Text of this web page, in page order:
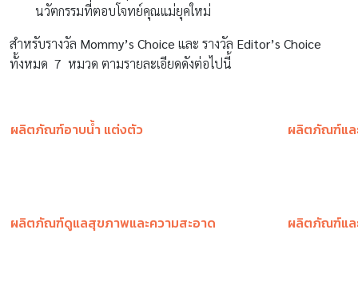
นวัตกรรมที่ตอบโจทย์คุณแม่ยุคใหม่
สำหรับรางวัล Mommy’s Choice และ รางวัล Editor’s Choice
ทั้งหมด 7 หมวด ตามรายละเอียดดังต่อไปนี้
ผลิตภัณฑ์อาบน้ำ แต่งตัว ผลิตภัณฑ์แล
ผลิตภัณฑ์ดูแลสุขภาพและความสะอาด ผลิตภัณฑ์แล